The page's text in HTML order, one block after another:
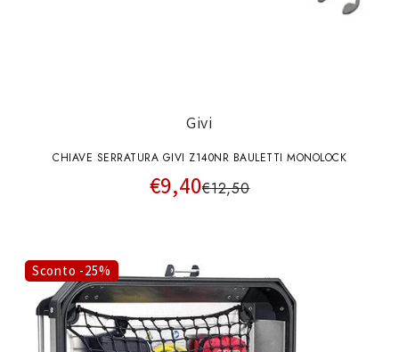
Givi
CHIAVE SERRATURA GIVI Z140NR BAULETTI MONOLOCK
€9,40€12,50
Sconto -25%